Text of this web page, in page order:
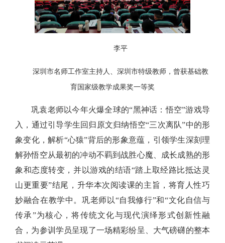
李平
深圳市名师工作室主持人、深圳市特级教师，曾获基础教
育国家级教学成果奖一等奖
巩袁老师以今年火爆全球的“黑神话：悟空”游戏导
入，通过引导学生回归原文归纳悟空“三次离队”中的形
象变化，解析“心猿”背后的形象意蕴，引领学生深刻理
解孙悟空从最初的冲动不羁到战胜心魔、成长成熟的形
象和态度转变，并以游戏的结语“踏上取经路比抵达灵
山更重要”结尾，升华本次阅读课的主旨，将育人性巧
妙融合在教学中。巩老师以“自我修行”和“文化自信与
传承”为核心，将传统文化与现代演绎形式创新性融
合，为参训学员呈现了一场精彩纷呈、大气磅礴的整本